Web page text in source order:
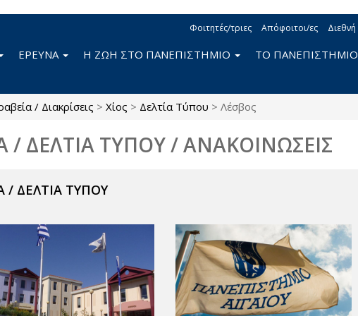
Φοιτητές/τριες Απόφοιτοι/ες Διεθνή
ΕΡΕΥΝΑ Η ΖΩΗ ΣΤΟ ΠΑΝΕΠΙΣΤΗΜΙΟ ΤΟ ΠΑΝΕΠΙΣΤΗΜΙΟ
/ Διακρίσεις > Χίος > Δελτία Τύπου > Λέσβος
/ ΔΕΛΤΙΑ ΤΥΠΟΥ / ΑΝΑΚΟΙΝΩΣΕΙΣ
/ ΔΕΛΤΙΑ ΤΥΠΟΥ